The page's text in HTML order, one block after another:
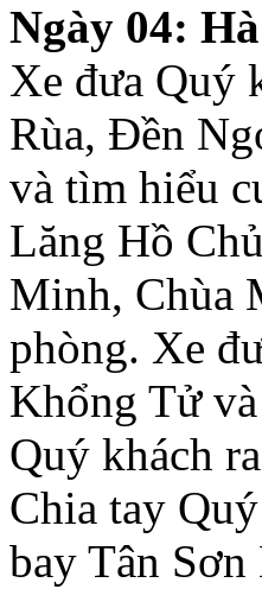
Ngày 04:
Xe đưa Quý
Rùa, Đền
và tìm hiểu
Lăng Hồ
Minh, Chùa
phòng. Xe
Khổng Tử
Quý khách
Chia tay
bay Tân Sơn